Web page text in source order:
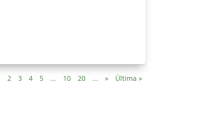
2 3 4 5 ... 10 20 ... » Última »